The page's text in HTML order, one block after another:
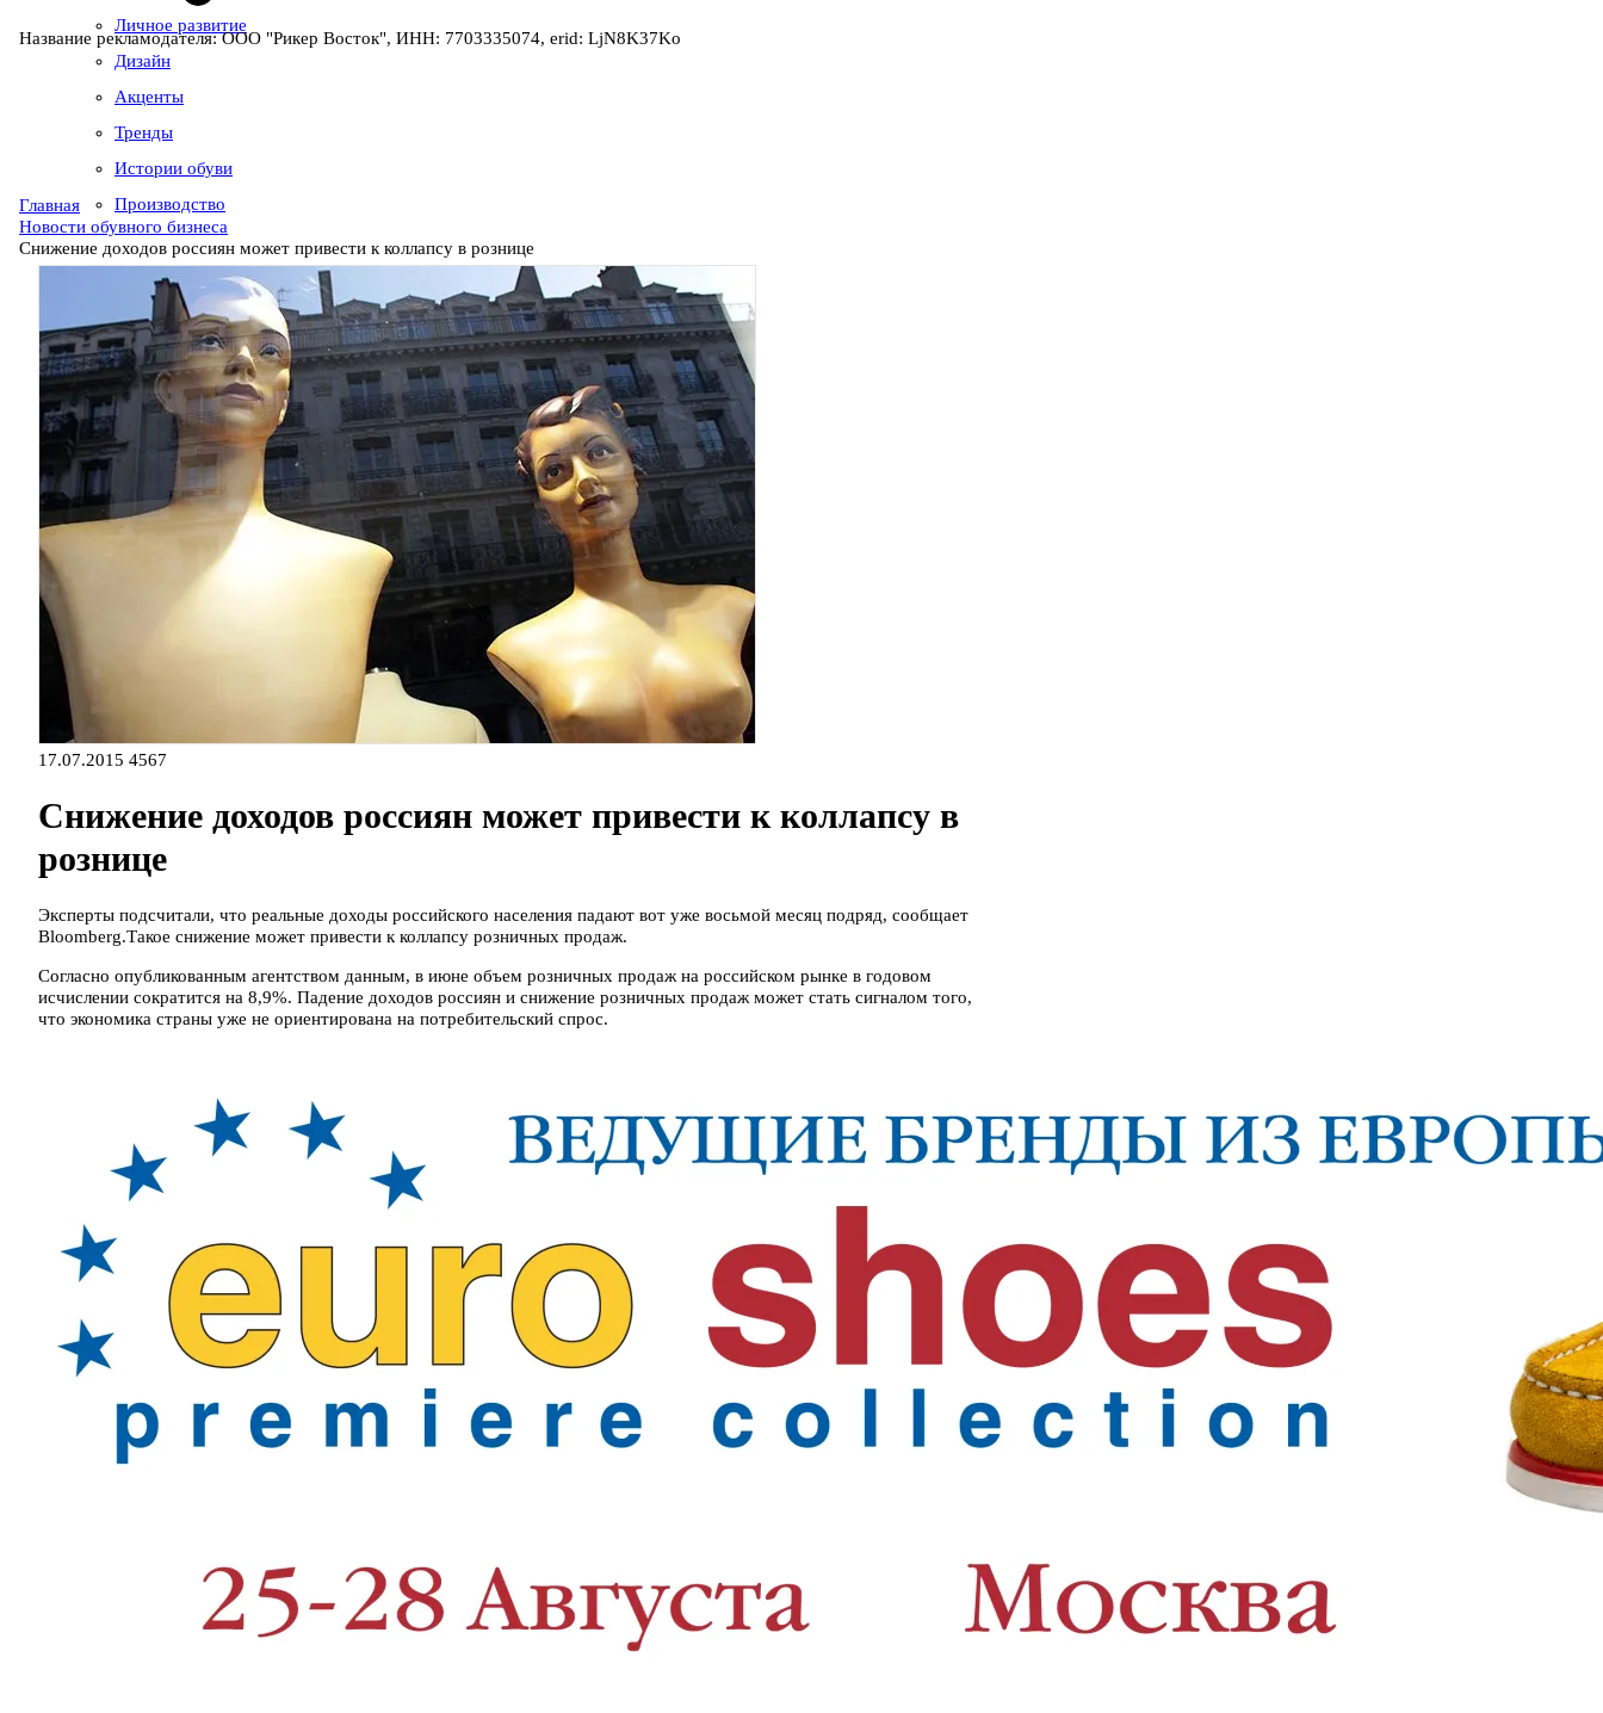
Личное развитие
Дизайн
Акценты
Тренды
Истории обуви
Производство
Название рекламодателя: ООО "Рикер Восток", ИНН: 7703335074, erid: LjN8K37Ko
Главная
Новости обувного бизнеса
Снижение доходов россиян может привести к коллапсу в рознице
17.07.2015 4567
Снижение доходов россиян может привести к коллапсу в
рознице
Эксперты подсчитали, что реальные доходы российского населения падают вот уже восьмой месяц подряд, сообщает
Bloomberg.Такое снижение может привести к коллапсу розничных продаж.
Согласно опубликованным агентством данным, в июне объем розничных продаж на российском рынке в годовом
исчислении сократится на 8,9%. Падение доходов россиян и снижение розничных продаж может стать сигналом того,
что экономика страны уже не ориентирована на потребительский спрос.